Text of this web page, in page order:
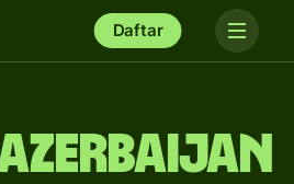
Daftar